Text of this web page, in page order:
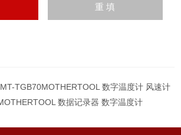
TGB70MOTHERTOOL 数字温度计 风速计
数据记录器 数字温度计